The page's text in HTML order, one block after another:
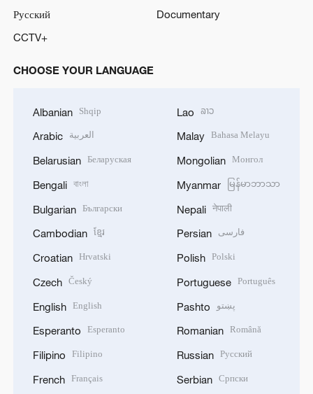
Русский
Documentary
CCTV+
CHOOSE YOUR LANGUAGE
Albanian Shqip
Arabic العربية
Belarusian Беларуская
Bengali বাংলা
Bulgarian Български
Cambodian ខ្មែរ
Croatian Hrvatski
Czech Český
English English
Esperanto Esperanto
Filipino Filipino
French Français
Lao ລາວ
Malay Bahasa Melayu
Mongolian Монгол
Myanmar မြန်မာဘာသာ
Nepali नेपाली
Persian فارسی
Polish Polski
Portuguese Português
Pashto پښتو
Romanian Română
Russian Русский
Serbian Српски